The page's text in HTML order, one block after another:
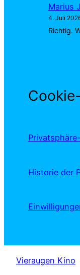
Marius
4. Juli
Richtig.
Historie der
Vieraugen Kino